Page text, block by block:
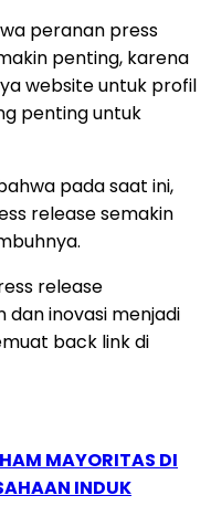
peranan press
penting, karena
website untuk profil
penting untuk
pada saat ini,
release semakin
release
inovasi menjadi
back link di
MAYORITAS DI
INDUK